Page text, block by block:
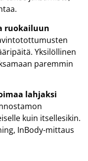
ruokailuun
Yksilöllinen
paremmin
lahjaksi
kuin itsellesikin.
InBody-mittaus